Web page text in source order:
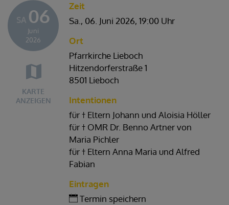
SA 06
Juni
2026
KARTE
ANZEIGEN
Zeit
Sa., 06. Juni 2026, 19:00 Uhr
Ort
Pfarrkirche Lieboch
Hitzendorferstraße 1
8501 Lieboch
Intentionen
für † Eltern Johann und Aloisia Höller
für † OMR Dr. Benno Artner von
Maria Pichler
für † Eltern Anna Maria und Alfred
Fabian
Eintragen
Termin speichern